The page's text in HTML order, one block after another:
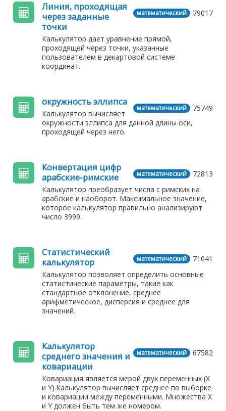
79017
математический
Линия, проходящая
через заданные
точки
Калькулятор дает уравнение прямой,
проходящей через точки, указанные
пользователем в декартовой системе
координат.
75749
математический
окружность эллипса
Калькулятор вычисляет
окружности эллипса для данной длины оси,
проходящей через него.
72813
математический
Конвертация цифр
арабские-римские
Калькулятор преобразует числа с римских на
арабские и наоборот. Максимальное значение,
которое калькулятор правильно анализируют
число 3999.
71041
математический
Статистический
калькулятор
Калькулятор позволяет определить основные
статистические параметры, такие как
стандартное отклонение, среднее
арифметическое, дисперсия и среднее для
значений.
67582
математический
Калькулятор
среднего значения и
ковариации
Ковариация является мерой двух переменных (X
и Y).Калькулятор вычисляет среднее по выборке
и ковариации между переменными. Множества X
и Y должен быть тем же номером.